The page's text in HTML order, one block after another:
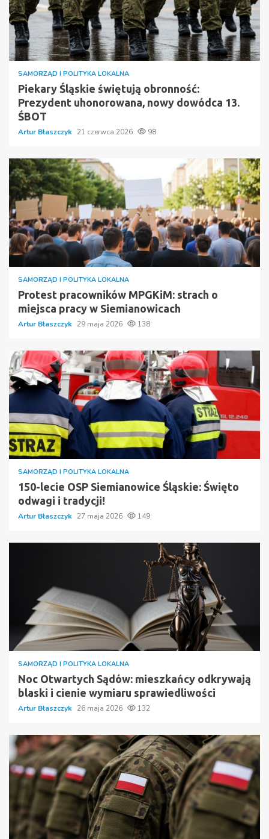
SAMORZĄD I POLITYKA LOKALNA
Piekary Śląskie świętują obronność:
Prezydent uhonorowana, nowy dowódca 13.
ŚBOT
Artur Błaszczyk 21 czerwca 2026 98
SAMORZĄD I POLITYKA LOKALNA
Protest pracowników MPGKiM: strach o
miejsca pracy w Siemianowicach
Artur Błaszczyk 29 maja 2026 138
SAMORZĄD I POLITYKA LOKALNA
150-lecie OSP Siemianowice Śląskie: Święto
odwagi i tradycji!
Artur Błaszczyk 27 maja 2026 149
SAMORZĄD I POLITYKA LOKALNA
Noc Otwartych Sądów: mieszkańcy odkrywają
blaski i cienie wymiaru sprawiedliwości
Artur Błaszczyk 26 maja 2026 132